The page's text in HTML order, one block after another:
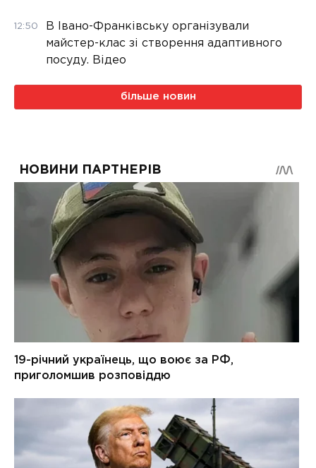
12:50
В Івано-Франківську організували
майстер-клас зі створення адаптивного
посуду. Відео
більше новин